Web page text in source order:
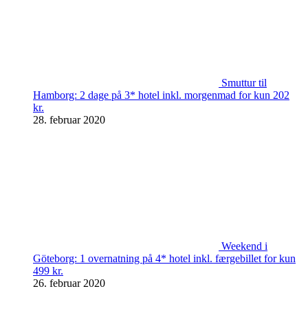
Smuttur til
Hamborg: 2 dage på 3* hotel inkl. morgenmad for kun 202
kr.
28. februar 2020
Weekend i
Göteborg: 1 overnatning på 4* hotel inkl. færgebillet for kun
499 kr.
26. februar 2020